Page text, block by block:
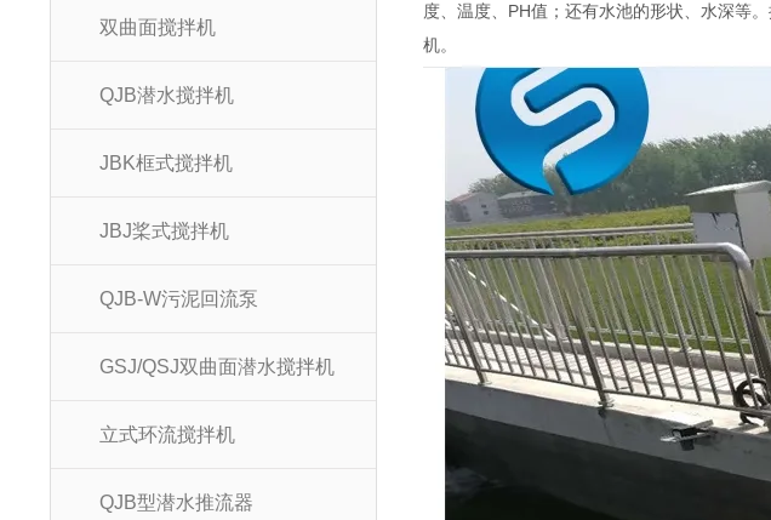
双曲面搅拌机
QJB潜水搅拌机
JBK框式搅拌机
JBJ桨式搅拌机
QJB-W污泥回流泵
GSJ/QSJ双曲面潜水搅拌机
立式环流搅拌机
QJB型潜水推流器
度、温度、PH值；还有水池的形状、水深等
机。